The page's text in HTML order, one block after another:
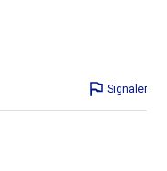
Signaler